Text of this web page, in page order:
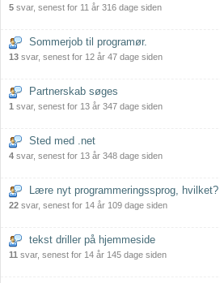
5 svar, senest for 11 år 316 dage siden
Sommerjob til programør.
13 svar, senest for 12 år 47 dage siden
Partnerskab søges
1 svar, senest for 13 år 347 dage siden
Sted med .net
4 svar, senest for 13 år 348 dage siden
Lære nyt programmeringssprog, hvilket?
22 svar, senest for 14 år 109 dage siden
tekst driller på hjemmeside
11 svar, senest for 14 år 145 dage siden